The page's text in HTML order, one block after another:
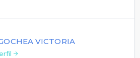
VICTORIA